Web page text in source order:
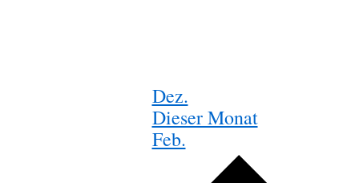
Dez.
Dieser Monat
Feb.